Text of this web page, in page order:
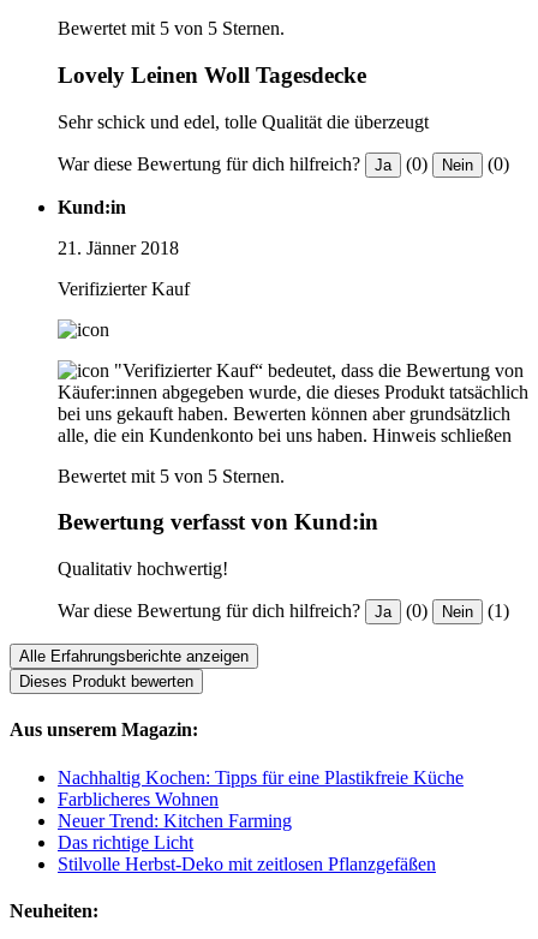
Bewertet mit 5 von 5 Sternen.
Lovely Leinen Woll Tagesdecke
Sehr schick und edel, tolle Qualität die überzeugt
War diese Bewertung für dich hilfreich? Ja (0) Nein (0)
Kund:in
21. Jänner 2018
Verifizierter Kauf
"Verifizierter Kauf“ bedeutet, dass die Bewertung von
Käufer:innen abgegeben wurde, die dieses Produkt tatsächlich
bei uns gekauft haben. Bewerten können aber grundsätzlich
alle, die ein Kundenkonto bei uns haben. Hinweis schließen
Bewertet mit 5 von 5 Sternen.
Bewertung verfasst von Kund:in
Qualitativ hochwertig!
War diese Bewertung für dich hilfreich? Ja (0) Nein (1)
Alle Erfahrungsberichte anzeigen
Dieses Produkt bewerten
Aus unserem Magazin:
Nachhaltig Kochen: Tipps für eine Plastikfreie Küche
Farblicheres Wohnen
Neuer Trend: Kitchen Farming
Das richtige Licht
Stilvolle Herbst-Deko mit zeitlosen Pflanzgefäßen
Neuheiten: